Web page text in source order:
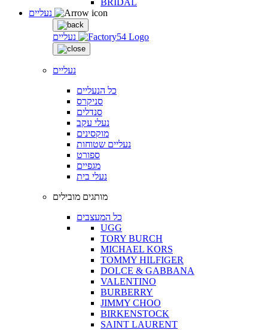
נעליים
נעליים
כל הנעליים
סניקרס
סנדלים
נעלי עקב
מוקסינים
נעליים שטוחות
ספורט
מגפיים
נעלי בית
מותגים מובילים
כל המעצבים
UGG
TORY BURCH
MICHAEL KORS
TOMMY HILFIGER
DOLCE & GABBANA
VALENTINO
BURBERRY
JIMMY CHOO
BIRKENSTOCK
SAINT LAURENT